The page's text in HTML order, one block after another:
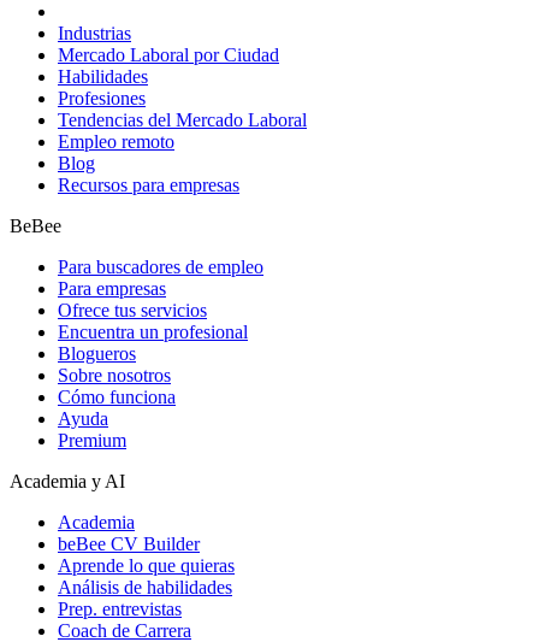
Industrias
Mercado Laboral por Ciudad
Habilidades
Profesiones
Tendencias del Mercado Laboral
Empleo remoto
Blog
Recursos para empresas
BeBee
Para buscadores de empleo
Para empresas
Ofrece tus servicios
Encuentra un profesional
Blogueros
Sobre nosotros
Cómo funciona
Ayuda
Premium
Academia y AI
Academia
beBee CV Builder
Aprende lo que quieras
Análisis de habilidades
Prep. entrevistas
Coach de Carrera